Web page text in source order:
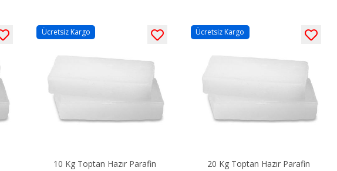
10 Kg Toptan Hazır Parafin
Ücretsiz Kargo
20 Kg Toptan Hazır Parafin
Ücretsiz Kargo